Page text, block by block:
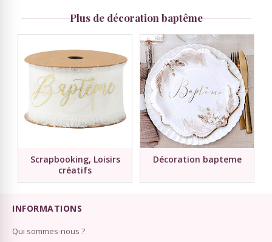
Plus de décoration baptême
Scrapbooking, Loisirs
créatifs
Décoration bapteme
INFORMATIONS
Qui sommes-nous ?